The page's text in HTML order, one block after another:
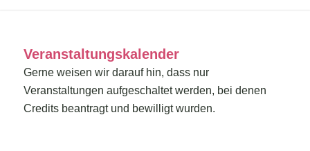
Veranstaltungskalender
Gerne weisen wir darauf hin, dass nur
Veranstaltungen aufgeschaltet werden, bei denen
Credits beantragt und bewilligt wurden.